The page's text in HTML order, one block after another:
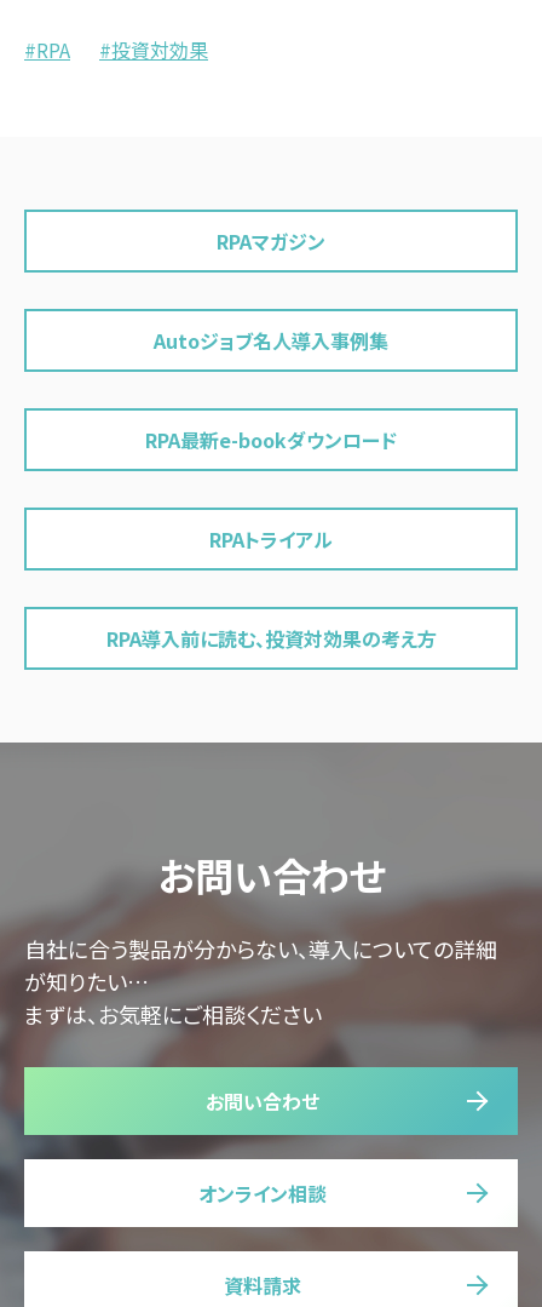
RPA 投資対効果
RPAマガジン
Autoジョブ名人導入事例集
RPA最新e-bookダウンロード
RPAトライアル
RPA導入前に読む、投資対効果の考え方
お問い合わせ
自社に合う製品が分からない、導入についての詳細
が知りたい…
まずは、お気軽にご相談ください
お問い合わせ
オンライン相談
資料請求